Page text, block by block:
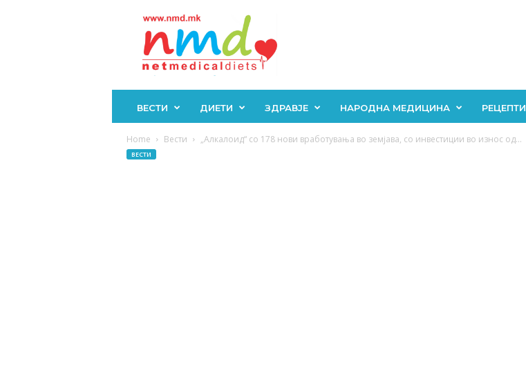
ВЕСТИ ДИЕТИ ЗДРАВЈЕ НАРОДНА МЕДИЦИНА РЕЦЕПТИ
Home Вести „Алкалоид“ со 178 нови вработувања во земјава, со инвестиции во износ од...
ВЕСТИ